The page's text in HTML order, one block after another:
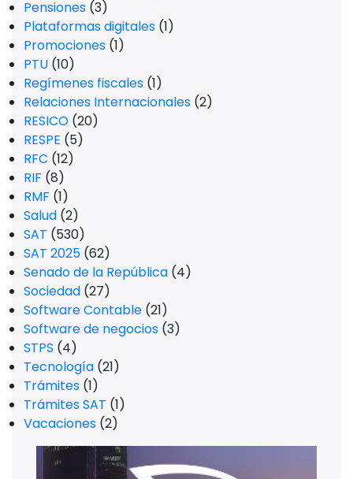
Pensiones (3)
Plataformas digitales (1)
Promociones (1)
PTU (10)
Regímenes fiscales (1)
Relaciones Internacionales (2)
RESICO (20)
RESPE (5)
RFC (12)
RIF (8)
RMF (1)
Salud (2)
SAT (530)
SAT 2025 (62)
Senado de la República (4)
Sociedad (27)
Software Contable (21)
Software de negocios (3)
STPS (4)
Tecnología (21)
Trámites (1)
Trámites SAT (1)
Vacaciones (2)